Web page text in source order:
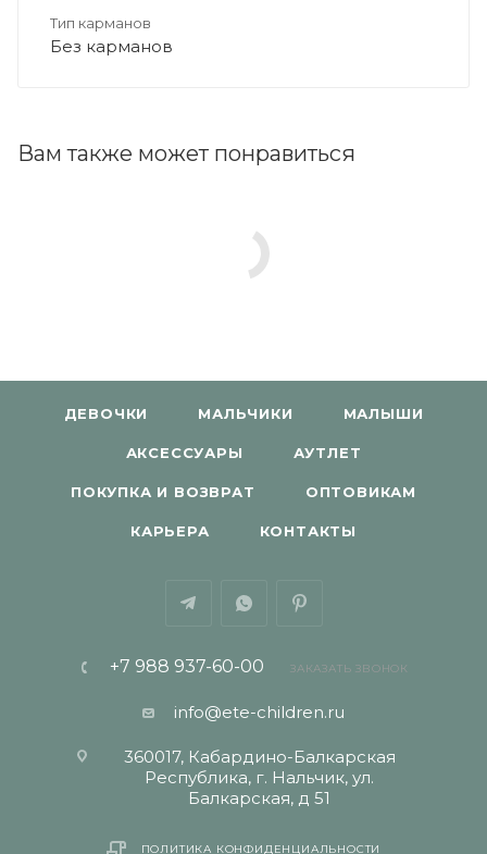
Тип карманов
Без карманов
Вам также может понравиться
ДЕВОЧКИ МАЛЬЧИКИ МАЛЫШИ
АКСЕССУАРЫ АУТЛЕТ
ПОКУПКА И ВОЗВРАТ ОПТОВИКАМ
КАРЬЕРА КОНТАКТЫ
+7 988 937-60-00 ЗАКАЗАТЬ ЗВОНОК
info@ete-children.ru
360017, Кабардино-Балкарская
Республика, г. Нальчик, ул.
Балкарская, д 51
ПОЛИТИКА КОНФИДЕНЦИАЛЬНОСТИ